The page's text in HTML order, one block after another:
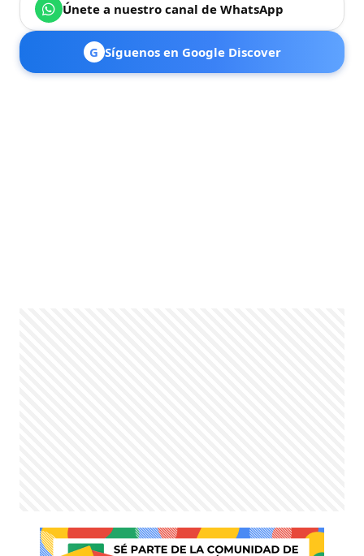
Únete a nuestro canal de WhatsApp
G Síguenos en Google Discover